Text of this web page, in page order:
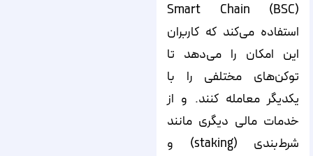
Smart Chain (BSC)
استفاده می‌کند که کاربران
این امکان را می‌دهد تا
توکن‌های مختلفی را با
یکدیگر معامله کنند. و از
خدمات مالی دیگری مانند
شرط‌بندی (staking) و